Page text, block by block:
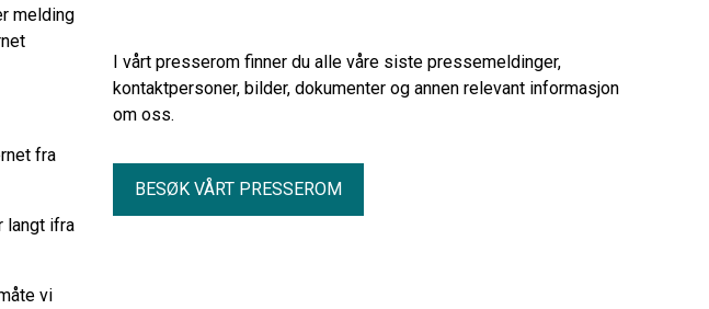
melding
fra
langt ifra
vi
I vårt presserom finner du alle våre siste pressemeldinger,
kontaktpersoner, bilder, dokumenter og annen relevant informasjon
om oss.
BESØK VÅRT PRESSEROM